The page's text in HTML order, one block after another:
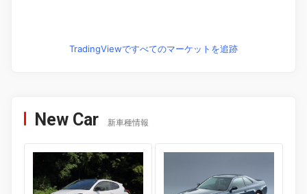
TradingViewですべてのマーケットを追跡
New Car 新車種情報